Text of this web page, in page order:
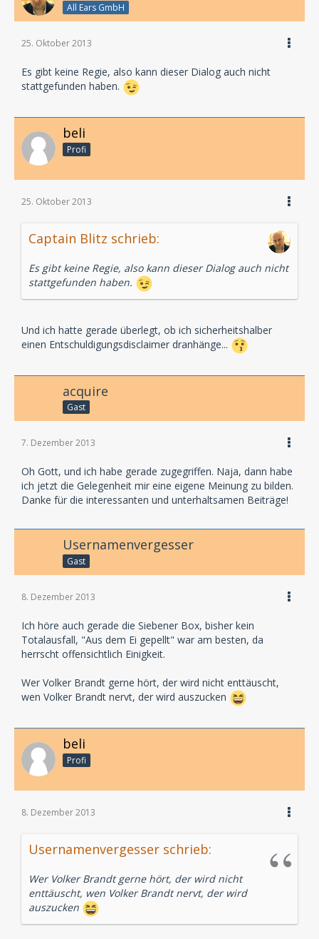
All Ears GmbH
25. Oktober 2013
Es gibt keine Regie, also kann dieser Dialog auch nicht
stattgefunden haben.
beli
Profi
25. Oktober 2013
Captain Blitz schrieb:
Es gibt keine Regie, also kann dieser Dialog auch nicht
stattgefunden haben.
Und ich hatte gerade überlegt, ob ich sicherheitshalber
einen Entschuldigungsdisclaimer dranhänge...
acquire
Gast
7. Dezember 2013
Oh Gott, und ich habe gerade zugegriffen. Naja, dann habe
ich jetzt die Gelegenheit mir eine eigene Meinung zu bilden.
Danke für die interessanten und unterhaltsamen Beiträge!
Usernamenvergesser
Gast
8. Dezember 2013
Ich höre auch gerade die Siebener Box, bisher kein
Totalausfall, "Aus dem Ei gepellt" war am besten, da
herrscht offensichtlich Einigkeit.
Wer Volker Brandt gerne hört, der wird nicht enttäuscht,
wen Volker Brandt nervt, der wird auszucken
beli
Profi
8. Dezember 2013
Usernamenvergesser schrieb:
Wer Volker Brandt gerne hört, der wird nicht
enttäuscht, wen Volker Brandt nervt, der wird
auszucken